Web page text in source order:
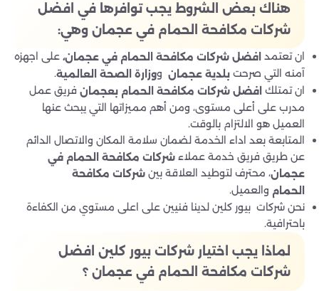
هناك بعض الشروط يجب توافرها في افضل
شركات مكافحة الحمام في عجمان وهي:
ان تعتمد افضل شركات مكافحة الحمام في عجمان، على اجهزه
آمنه التي صرحت بلدية عجمان ووزارة الصحة العالمية.
ان تمتلك افضل شركات مكافحة الحمام بعجمان فريق عمل
مدرب على أعلى مستوى، ومن أهم مميزاتها التي يبحث عنها
العميل هو الالتزام بالوقت.
المتابعة بعد اداء الخدمة لضمان سلامة المكان والاتصال الدائم
عن طريق فريق خدمة عملاء شركات مكافحة الحمام في
عجمان، محترف لتوطيد العلاقة بين شركات مكافحة
الحمام والعميل.
نحن شركات بيور كلين لدينا فنيين على اعلى مستوي من الكفاءة
باحترافية.
لماذا يجب اختيار شركات بيور كلين افضل
شركات مكافحة الحمام في عجمان ؟